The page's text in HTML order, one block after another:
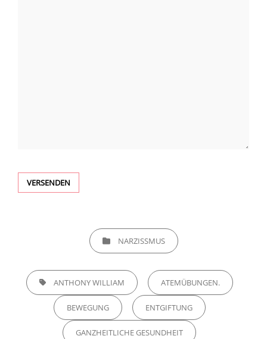
CATEGORIESNARZISSMUS
TAGS, ANTHONY WILLIAM ATEMÜBUNGEN.
BEWEGUNG ENTGIFTUNG
GANZHEITLICHE GESUNDHEIT